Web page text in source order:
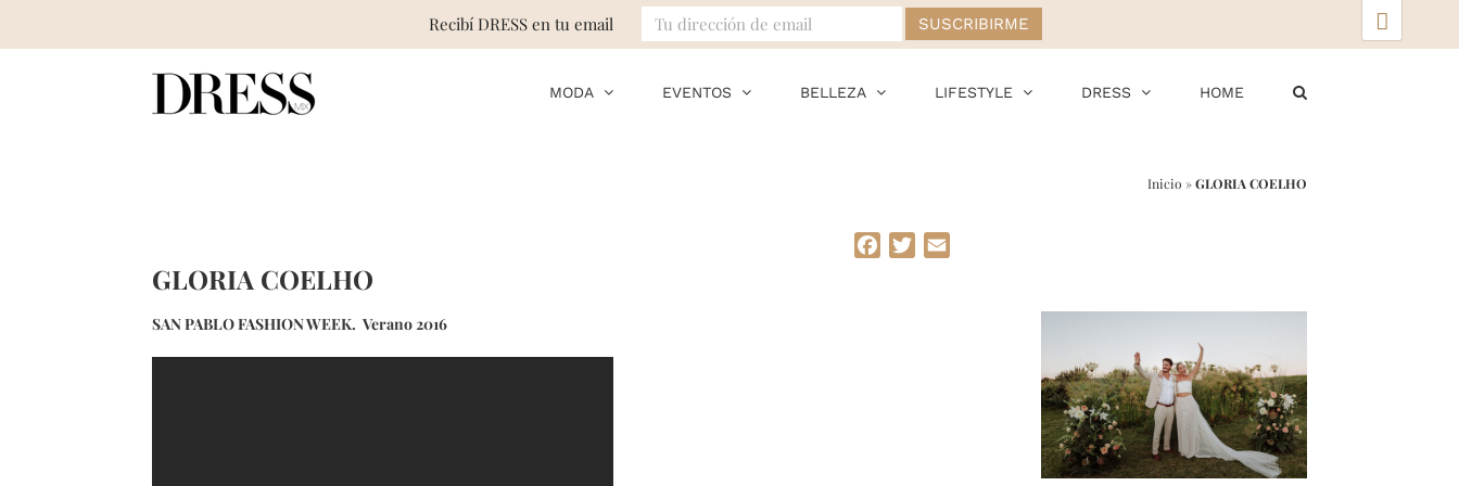
MODA EVENTOS BELLEZA LIFESTYLE DRESS HOME
Inicio »GLORIA COELHO
Facebook
Twitter
GLORIA COELHO
SAN PABLO FASHION WEEK. Verano 2016
Recibí DRESS en tu email